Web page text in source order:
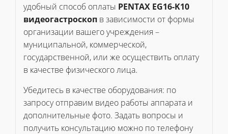
удобный способ оплаты PENTAX EG16-K10
видеогастроскоп в зависимости от формы
организации вашего учреждения –
муниципальной, коммерческой,
государственной, или же осуществить оплату
в качестве физического лица.
Убедитесь в качестве оборудования: по
запросу отправим видео работы аппарата и
дополнительные фото. Задать вопросы и
получить консультацию можно по телефону